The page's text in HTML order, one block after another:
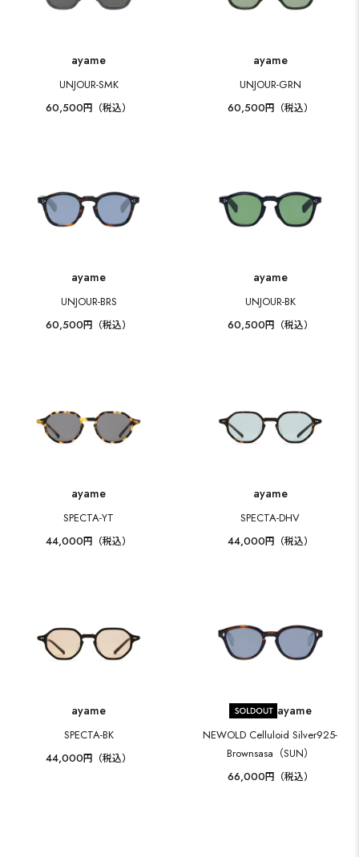
ayame
UNJOUR-SMK
60,500円（税込）
ayame
UNJOUR-GRN
60,500円（税込）
ayame
UNJOUR-BRS
60,500円（税込）
ayame
UNJOUR-BK
60,500円（税込）
ayame
SPECTA-YT
44,000円（税込）
ayame
SPECTA-DHV
44,000円（税込）
ayame
SPECTA-BK
44,000円（税込）
ayame
NEWOLD Celluloid Silver925-
Brownsasa（SUN）
66,000円（税込）